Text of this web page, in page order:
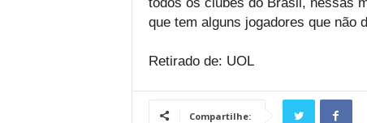
que tem alguns jogadores que não
Retirado de: UOL
Compartilhe: